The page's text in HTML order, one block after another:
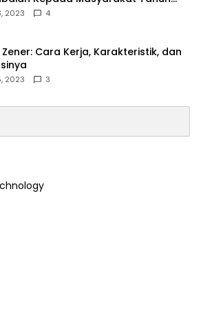
2023 4
Cara Kerja, Karakteristik, dan
2023 3